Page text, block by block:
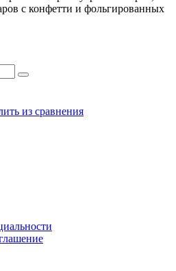
с конфетти и фольгированных
из сравнения